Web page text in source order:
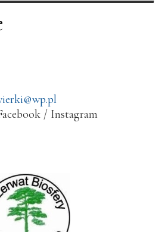
/ Instagram